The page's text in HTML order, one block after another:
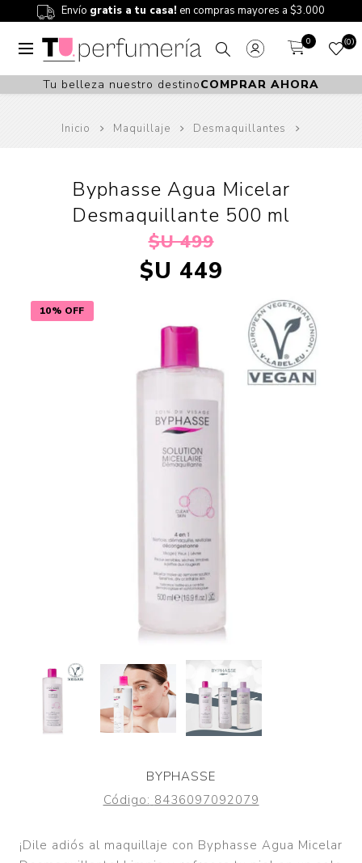
Envío gratis a tu casa! en compras mayores a $3.000
0 0
Tu belleza nuestro destinoCOMPRAR AHORA
Inicio Maquillaje Desmaquillantes
10% OFF
Byphasse Agua Micelar
Desmaquillante 500 ml
$U 499
$U 449
BYPHASSE
Código: 8436097092079
¡Dile adiós al maquillaje con Byphasse Agua Micelar